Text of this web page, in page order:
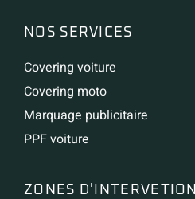
NOS SERVICES
Covering voiture
Covering moto
Marquage publicitaire
PPF voiture
ZONES D'INTERVETION